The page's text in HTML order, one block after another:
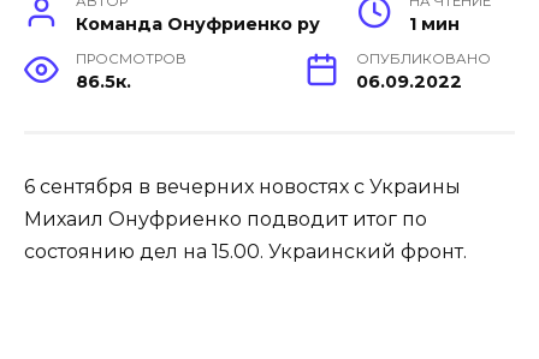
Команда Онуфриенко ру 1 мин
ПРОСМОТРОВ
86.5к.
ОПУБЛИКОВАНО
06.09.2022
6 сентября в вечерних новостях с Украины
Михаил Онуфриенко подводит итог по
состоянию дел на 15.00. Украинский фронт.